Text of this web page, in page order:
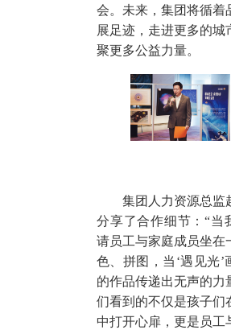
会。未来，集团将循着
展足迹，走进更多的城
聚更多公益力量。
集团人力资源总监
分享了合作细节：“当
请员工与家庭成员坐在
色、拼图，当‘遇见光’
的作品传递出无声的力
们看到的不仅是孩子们
中打开心扉，更是员工